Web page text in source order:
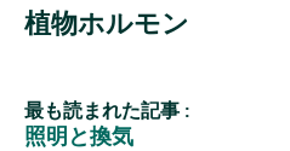
植物ホルモン
最も読まれた記事 :
照明と換気